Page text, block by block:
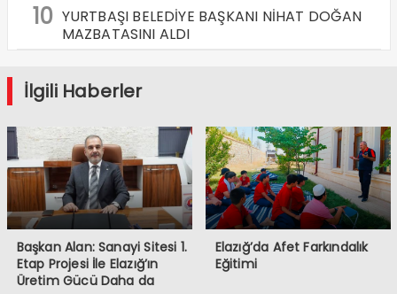
10 YURTBAŞI BELEDİYE BAŞKANI NİHAT DOĞAN
MAZBATASINI ALDI
İlgili Haberler
Başkan Alan: Sanayi Sitesi 1.
Etap Projesi İle Elazığ’ın
Üretim Gücü Daha da
Elazığ’da Afet Farkındalık
Eğitimi